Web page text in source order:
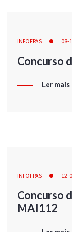
INFOFPAS 08-
Concurso
Ler mais
INFOFPAS 12-
Concurso
MAI112